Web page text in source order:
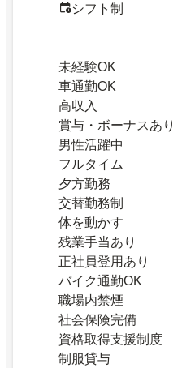
シフト制
未経験OK
車通勤OK
高収入
賞与・ボーナスあり
男性活躍中
フルタイム
夕方勤務
交替勤務制
体を動かす
残業手当あり
正社員登用あり
バイク通勤OK
職場内禁煙
社会保険完備
資格取得支援制度
制服貸与